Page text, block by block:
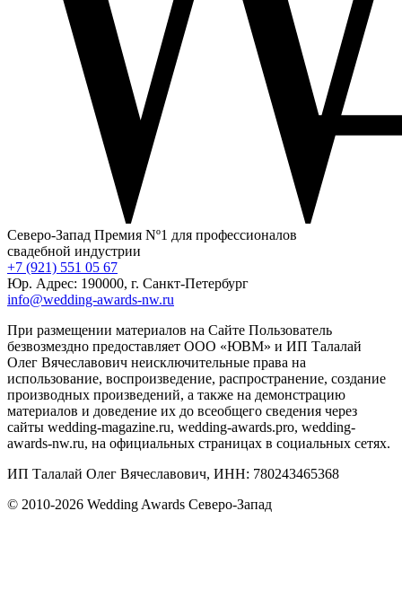
Северо-Запад Премия Nº1 для профессионалов
свадебной индустрии
+7 (921) 551 05 67
Юр. Адрес: 190000, г. Санкт-Петербург
info@wedding-awards-nw.ru
При размещении материалов на Сайте Пользователь
безвозмездно предоставляет ООО «ЮВМ» и ИП Талалай
Олег Вячеславович неисключительные права на
использование, воспроизведение, распространение, создание
производных произведений, а также на демонстрацию
материалов и доведение их до всеобщего сведения через
сайты wedding-magazine.ru, wedding-awards.pro, wedding-
awards-nw.ru, на официальных страницах в социальных сетях.
ИП Талалай Олег Вячеславович, ИНН: 780243465368
© 2010-2026 Wedding Awards Северо-Запад